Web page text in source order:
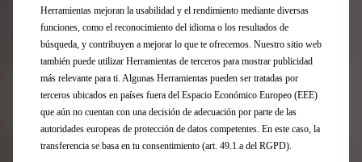
Codigo 9847058880
RUEDA CHAPA - 19 PULGADAS
Entrega estimada: 17/08
255,09 € - +
Herramientas mejoran la usabilidad y el rendimiento mediante diversas
funciones, como el reconocimiento del idioma o los resultados de
búsqueda, y contribuyen a mejorar lo que te ofrecemos. Nuestro sitio web
también puede utilizar Herramientas de terceros para mostrar publicidad
más relevante para ti. Algunas Herramientas pueden ser tratadas por
terceros ubicados en países fuera del Espacio Económico Europeo (EEE)
que aún no cuentan con una decisión de adecuación por parte de las
autoridades europeas de protección de datos competentes. En este caso, la
transferencia se basa en tu consentimiento (art. 49.1.a del RGPD).